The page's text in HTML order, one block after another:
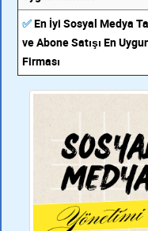
✅En İyi Sosyal Medya
ve Abone Satışı En
Firması